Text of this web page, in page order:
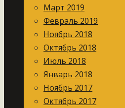
Март 2019
Февраль 2019
Ноябрь 2018
Октябрь 2018
Июль 2018
Январь 2018
Ноябрь 2017
Октябрь 2017